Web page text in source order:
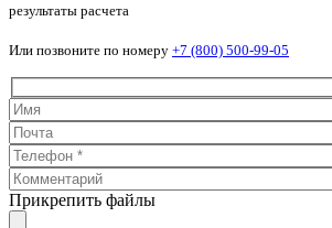
результаты расчета
Или позвоните по номеру +7 (800) 500-99-05
Прикрепить файлы